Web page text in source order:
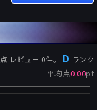
点 レビュー 0件。 D ランク
平均点0.00pt